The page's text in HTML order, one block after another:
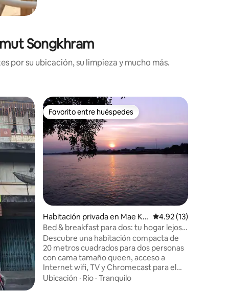
Songkhram
por su ubicación, su limpieza y mucho más.
Favorito entre huéspedes
Favorito entre huéspedes
Habitación privada en Mae Klo
ng
Calificación
4.92 (13)
Bed & breakfast para dos: tu hogar lejos
de casa
Descubre una habitación compacta de
20 metros cuadrados para dos personas
con cama tamaño queen, acceso a
Internet wifi, TV y Chromecast para el
entretenimiento de tu elección. Nuestro
Ubicación · Río · Tranquilo